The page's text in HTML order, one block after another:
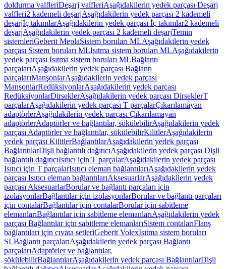
doldurma valfleriDeşarj valfleriAşağıdakilerin yedek parçası Deşarj
valfleri2 kademeli deşarjAşağıdakilerin yedek parçası 2 kademeli
deşarjİç takımlarAşağıdakilerin yedek parçası İç takımlar2 kademeli
deşarjAşağıdakilerin yedek parçası 2 kademeli deşarjTemin
sistemleriGeberit MeplaSistem boruları MLAşağıdakilerin yedek
parçası Sistem boruları MLIsıtma sistem boruları MLAşağıdakilerin
yedek parçası Isıtma sistem boruları MLBağlantı
parçalarıAşağıdakilerin yedek parçası Bağlantı
parçalarıManşonlarAşağıdakilerin yedek parçası
ManşonlarRedüksiyonlarAşağıdakilerin yedek parçası
RedüksiyonlarDirseklerAşağıdakilerin yedek parçası DirseklerT
parçalarAşağıdakilerin yedek parçası T parçalarÇıkarılamayan
adaptörlerAşağıdakilerin yedek parçası Çıkarılamayan
adaptörlerAdaptörler ve bağlantılar, sökülebilirAşağıdakilerin yedek
parçası Adaptörler ve bağlantılar, sökülebilirKilitlerAşağıdakilerin
yedek parçası KilitlerBağlantılarAşağıdakilerin yedek parçası
BağlantılarDişli bağlantılı dağıtıcıAşağıdakilerin yedek parçası Dişli
bağlantılı dağıtıcıIsıtıcı için T parçalarAşağıdakilerin yedek parçası
Isıtıcı için T parçalarIsıtıcı eleman bağlantılarıAşağıdakilerin yedek
parçası Isıtıcı eleman bağlantılarıAksesuarlarAşağıdakilerin yedek
parçası AksesuarlarBorular ve bağlantı parçaları için
izolasyonlarBağlantılar için izolasyonlarBorular ve bağlantı parçaları
için contalarBağlantılar için contalarBorular için sabitleme
elemanlarıBağlantılar için sabitleme elemanlarıAşağıdakilerin yedek
parçası Bağlantılar için sabitleme elemanlarıSistem contalarıFlanş
bağlantıları için cıvata setleriGeberit VolexIsıtma sistem boruları
SLBağlantı parçalarıAşağıdakilerin yedek parçası Bağlantı
parçalarıAdaptörler ve bağlantılar,
sökülebilirBağlantılarAşağıdakilerin yedek parçası BağlantılarDişli